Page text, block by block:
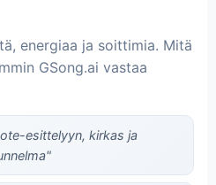
energiaa ja soittimia. Mitä
GSong.ai vastaa
esittelyyn, kirkas ja